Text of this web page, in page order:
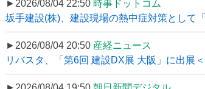
►2026/08/04 22:50 時事ドットコム
坂手建設(株)、建設現場の熱中症対策として
►2026/08/04 20:50 産経ニュース
リバスタ、「第6回 建設DX展 大阪」に出展